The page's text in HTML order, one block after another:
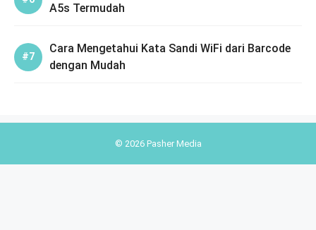
A5s Termudah
Cara Mengetahui Kata Sandi WiFi dari Barcode
dengan Mudah
© 2026 Pasher Media